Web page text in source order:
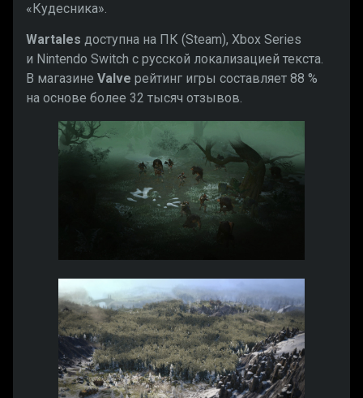
«Кудесника».
Wartales доступна на ПК (Steam), Xbox Series
и Nintendo Switch с русской локализацией текста.
В магазине Valve рейтинг игры составляет 88 %
на основе более 32 тысяч отзывов.